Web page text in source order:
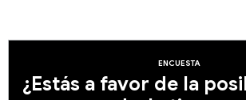
ENCUESTA
¿Estás a favor de la